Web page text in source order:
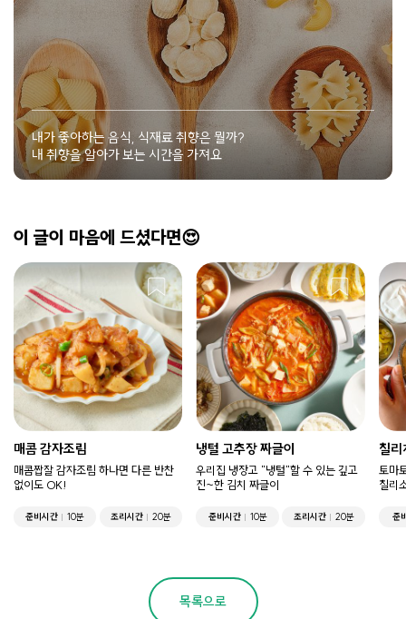
내가 좋아하는 음식, 식재료 취향은 뭘까?
내 취향을 알아가 보는 시간을 가져요
이 글이 마음에 드셨다면😍
매콤 감자조림
매콤짭잘 감자조림 하나면 다른 반찬
없이도 OK!
준비시간 10분 조리시간 20분
냉털 고추장 짜글이
우리집 냉장고 "냉털"할 수 있는 깊고
진~한 김치 짜글이
준비시간 10분 조리시간 20분
칠
토마
칠리
준
목록으로